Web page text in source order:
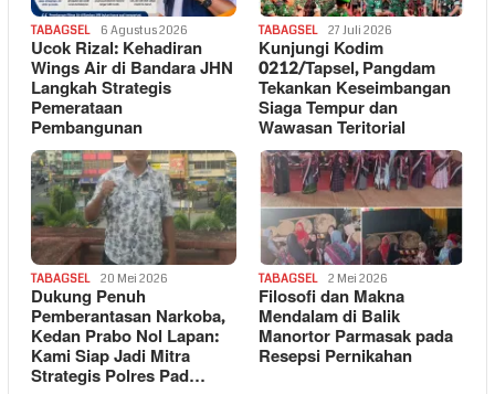
TABAGSEL 6 Agustus 2026
Ucok Rizal: Kehadiran
Wings Air di Bandara JHN
Langkah Strategis
Pemerataan
Pembangunan
TABAGSEL 27 Juli 2026
Kunjungi Kodim
0212/Tapsel, Pangdam
Tekankan Keseimbangan
Siaga Tempur dan
Wawasan Teritorial
TABAGSEL 20 Mei 2026
Dukung Penuh
Pemberantasan Narkoba,
Kedan Prabo Nol Lapan:
Kami Siap Jadi Mitra
Strategis Polres Pad…
TABAGSEL 2 Mei 2026
Filosofi dan Makna
Mendalam di Balik
Manortor Parmasak pada
Resepsi Pernikahan